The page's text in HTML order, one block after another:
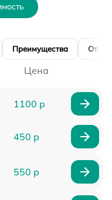
Преимущества
Цена
1100 р
450 р
550 р